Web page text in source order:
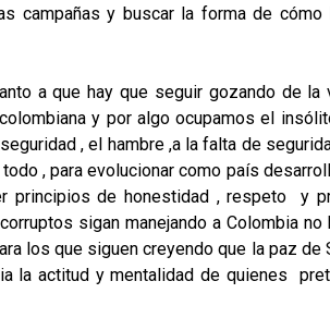
campañas y buscar la forma de cómo
a que hay que seguir gozando de la
y por algo ocupamos el
, el hambre ,a la falta de
, para evolucionar como país
principios de honestidad , respeto y
sigan manejando a Colombia no
los que siguen creyendo que la paz de
la actitud y mentalidad de quienes